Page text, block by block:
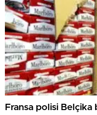
Fransa polisi Belçika